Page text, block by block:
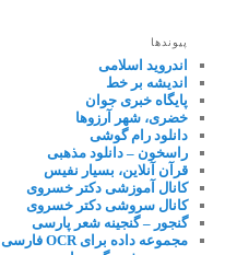
پیوندها
اندروید اسلامی
اندیشه بر خط
پایگاه خبری جوان
خضری، شهر آرزوها
دانلود رام گوشی
راسخون – دانلود مذهبی
قرآن آنلاین، بسیار نفیس
کانال آموزشی دکتر خسروی
کانال سروشی دکتر خسروی
گنجور – گنجینه شعر پارسی
مجموعه داده برای OCR فارسی